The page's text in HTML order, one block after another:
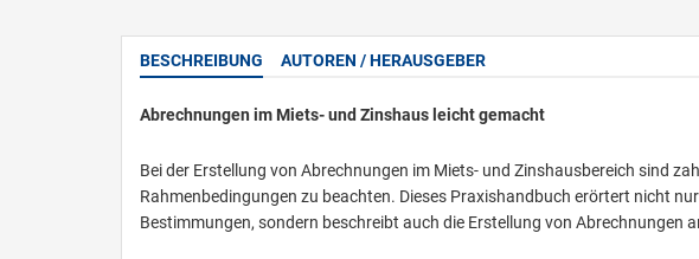
BESCHREIBUNG AUTOREN / HERAUSGEBER
Abrechnungen im Miets- und Zinshaus leicht gemacht
Bei der Erstellung von Abrechnungen im Miets- und Zinshausbereich sind
Rahmenbedingungen zu beachten. Dieses Praxishandbuch erörtert nicht
Bestimmungen, sondern beschreibt auch die Erstellung von Abrechnungen